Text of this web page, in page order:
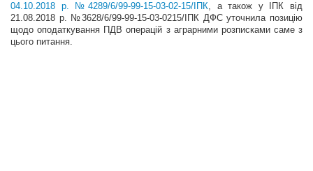
04.10.2018 р. №4289/6/99-99-15-03-02-15/ІПК, а також у ІПК від
21.08.2018 р. №3628/6/99-99-15-03-0215/ІПК ДФС уточнила позицію
щодо оподаткування ПДВ операцій з аграрними розписками саме з
цього питання.